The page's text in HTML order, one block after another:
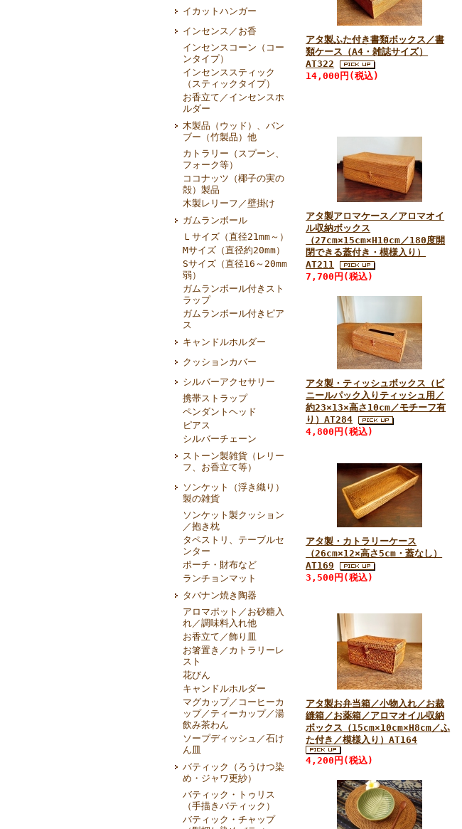
イカットハンガー
インセンス／お香
インセンスコーン（コー
ンタイプ）
インセンススティック
（スティックタイプ）
お香立て／インセンスホ
ルダー
木製品（ウッド）、バン
ブー（竹製品）他
カトラリー（スプーン、
フォーク等）
ココナッツ（椰子の実の
殻）製品
木製レリーフ／壁掛け
ガムランボール
Ｌサイズ（直径21mm～）
Mサイズ（直径約20mm）
Sサイズ（直径16～20mm
弱）
ガムランボール付きスト
ラップ
ガムランボール付きピア
ス
キャンドルホルダー
クッションカバー
シルバーアクセサリー
携帯ストラップ
ペンダントヘッド
ピアス
シルバーチェーン
ストーン製雑貨（レリー
フ、お香立て等）
ソンケット（浮き織り）
製の雑貨
ソンケット製クッション
／抱き枕
タペストリ、テーブルセ
ンター
ポーチ・財布など
ランチョンマット
タバナン焼き陶器
アロマポット／お砂糖入
れ／調味料入れ他
お香立て／飾り皿
お箸置き／カトラリーレ
スト
花びん
キャンドルホルダー
マグカップ／コーヒーカ
ップ／ティーカップ／湯
飲み茶わん
ソープディッシュ／石け
ん皿
バティック（ろうけつ染
め・ジャワ更紗）
バティック・トゥリス
（手描きバティック）
バティック・チャップ
アタ製ふた付き書類ボックス／書
類ケース（A4・雑誌サイズ）
AT322
14,000円(税込)
アタ製アロマケース／アロマオイ
ル収納ボックス
（27cm×15cm×H10cm／180度開
閉できる蓋付き・模様入り）
AT211
7,700円(税込)
アタ製・ティッシュボックス（ビ
ニールパック入りティッシュ用／
約23×13×高さ10cm／モチーフ有
り）AT284
4,800円(税込)
アタ製・カトラリーケース
（26cm×12×高さ5cm・蓋なし）
AT169
3,500円(税込)
アタ製お弁当箱／小物入れ／お裁
縫箱／お薬箱／アロマオイル収納
ボックス（15cm×10cm×H8cm／ふ
た付き／模様入り）AT164
4,200円(税込)